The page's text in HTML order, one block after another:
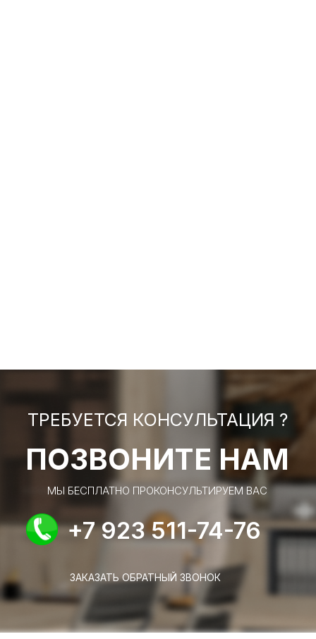
ТРЕБУЕТСЯ КОНСУЛЬТАЦИЯ ?
ПОЗВОНИТЕ НАМ
МЫ БЕСПЛАТНО ПРОКОНСУЛЬТИРУЕМ ВАС
+7 923 511-74-76
ЗАКАЗАТЬ ОБРАТНЫЙ ЗВОНОК